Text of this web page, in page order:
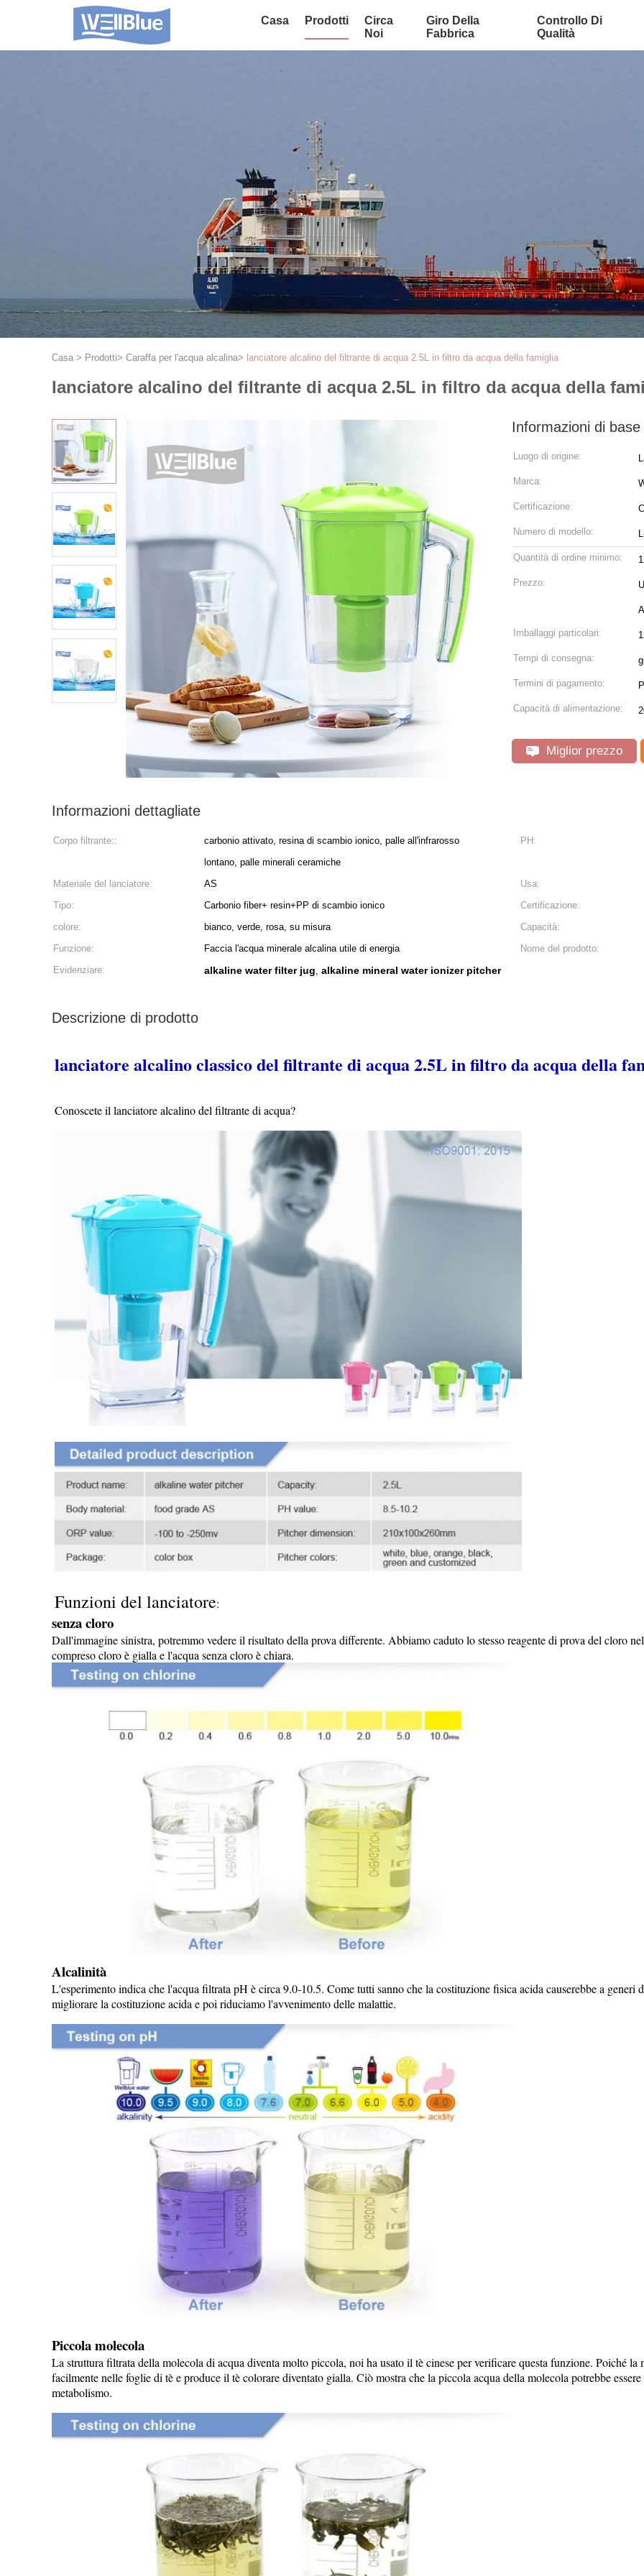
Casa Prodotti
Circa
Noi
Giro Della
Fabbrica
Controllo Di
Qualità
Casa > Prodotti> Caraffa per l'acqua alcalina> lanciatore alcalino del filtrante di acqua 2.5L in filtro da acqua della famiglia
lanciatore alcalino del filtrante di acqua 2.5L in filtro da acqua della
Informazioni di base
Luogo di origine:
Marca:
Certificazione:
Numero di modello:
Quantità di ordine minimo:
Prezzo:
Imballaggi particolari:
Tempi di consegna:
Termini di pagamento:
Capacità di alimentazione:
Miglior prezzo
Informazioni dettagliate
Corpo filtrante::
carbonio attivato, resina di scambio ionico, palle all'infrarosso
lontano, palle minerali ceramiche
PH:
Materiale del lanciatore: AS Usa:
Tipo:
Carbonio fiber+ resin+PP di scambio ionico Certificazione:
colore:
bianco, verde, rosa, su misura Capacità:
Funzione:
Faccia l'acqua minerale alcalina utile di energia Nome del prodotto:
Evidenziare:
alkaline water filter jug, alkaline mineral water ionizer pitcher
Descrizione di prodotto
lanciatore alcalino classico del filtrante di acqua 2.5L in filtro da acqua della
Conoscete il lanciatore alcalino del filtrante di acqua?
Funzioni del lanciatore:
senza cloro
Dall'immagine sinistra, potremmo vedere il risultato della prova differente. Abbiamo caduto lo stesso reagente di prova del cloro
compreso cloro è gialla e l'acqua senza cloro è chiara.
Alcalinità
L'esperimento indica che l'acqua filtrata pH è circa 9.0-10.5. Come tutti sanno che la costituzione fisica acida causerebbe a
migliorare la costituzione acida e poi riduciamo l'avvenimento delle malattie.
Piccola molecola
La struttura filtrata della molecola di acqua diventa molto piccola, noi ha usato il tè cinese per verificare questa funzione. Poiché
facilmente nelle foglie di tè e produce il tè colorare diventato gialla. Ciò mostra che la piccola acqua della molecola potrebbe
metabolismo.